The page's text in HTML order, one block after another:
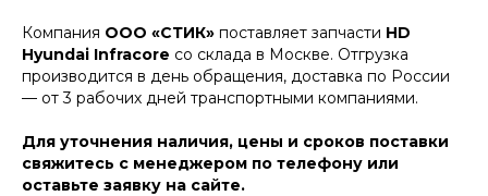
Компания ООО «СТИК» поставляет запчасти HD
Hyundai Infracore со склада в Москве. Отгрузка
производится в день обращения, доставка по России
— от 3 рабочих дней транспортными компаниями.
Для уточнения наличия, цены и сроков поставки
свяжитесь с менеджером по телефону или
оставьте заявку на сайте.